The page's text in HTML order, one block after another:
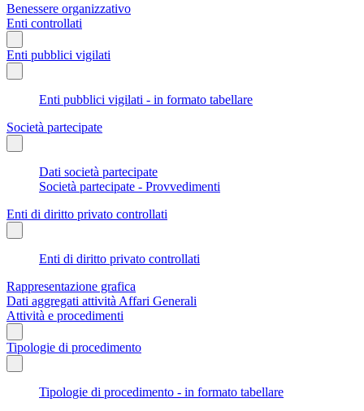
Benessere organizzativo
Enti controllati
Enti pubblici vigilati
Enti pubblici vigilati - in formato tabellare
Società partecipate
Dati società partecipate
Società partecipate - Provvedimenti
Enti di diritto privato controllati
Enti di diritto privato controllati
Rappresentazione grafica
Dati aggregati attività Affari Generali
Attività e procedimenti
Tipologie di procedimento
Tipologie di procedimento - in formato tabellare